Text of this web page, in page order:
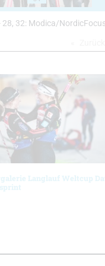
28, 32: Modica/
Langlauf Weltcup